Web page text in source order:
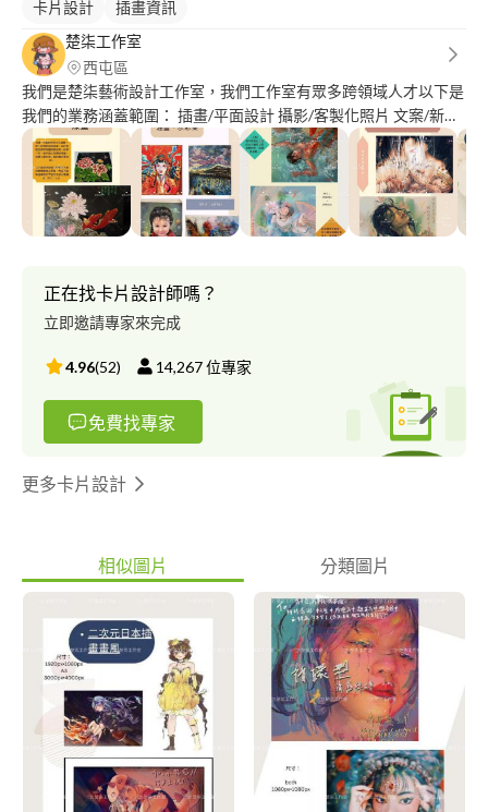
卡片設計
插畫資訊
楚柒工作室
西屯區
我們是楚柒藝術設計工作室，我們工作室有眾多跨領域人才以下是
我們的業務涵蓋範圍： 插畫/平面設計 攝影/客製化照片 文案/新詩
（小說、散文） 音樂編曲 臨時演員 墻壁彩繪/墻壁漆畫浮雕 線上
線下家教：國中小國文、英文、作文、素描、電繪、新詩、興趣轉
班，都有累積2年以上的經驗,我們的作品品質優良，顧客回流率
高，我們的服務態度絕對會讓顧客滿意~
正在找卡片設計師嗎？
立即邀請專家來完成
4.96(52) 14,267位專家
免費找專家
更多卡片設計
相似圖片 分類圖片